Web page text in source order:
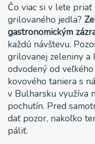
Čo viac si v lete
grilovaného jedla?
gastronomickým
každú návštevu.
grilovanej zeleniny a
odvodený od
kovového taniera s
v Bulharsku využíva
pochutín. Pred
dať pozor, nakoľko
páliť.